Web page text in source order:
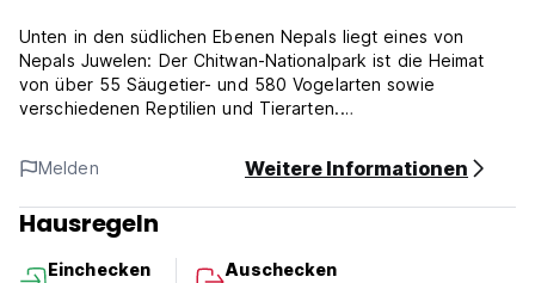
Unten in den südlichen Ebenen Nepals liegt eines von
Nepals Juwelen: Der Chitwan-Nationalpark ist die Heimat
von über 55 Säugetier- und 580 Vogelarten sowie
verschiedenen Reptilien und Tierarten.
Backpackers Hostel. Ein familiengeführter Rückzugsort, der
alles Gute in Chitwan bietet. Von Dschungelsafaris über
Kanufahrten bis hin zur Verfolgung des scheuen Tigers
bieten wir alles an.
Wenn Sie nicht der abenteuerlustige Typ sind, können Sie
Melden Weitere Informationen
Hausregeln
Einchecken
Auschecken